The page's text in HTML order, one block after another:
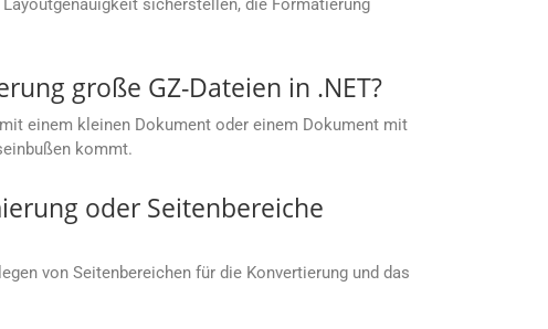
sicherstellen, die Formatierung
große GZ-Dateien in .NET?
einem kleinen Dokument oder einem Dokument mit
kommt.
oder Seitenbereiche
von Seitenbereichen für die Konvertierung und das